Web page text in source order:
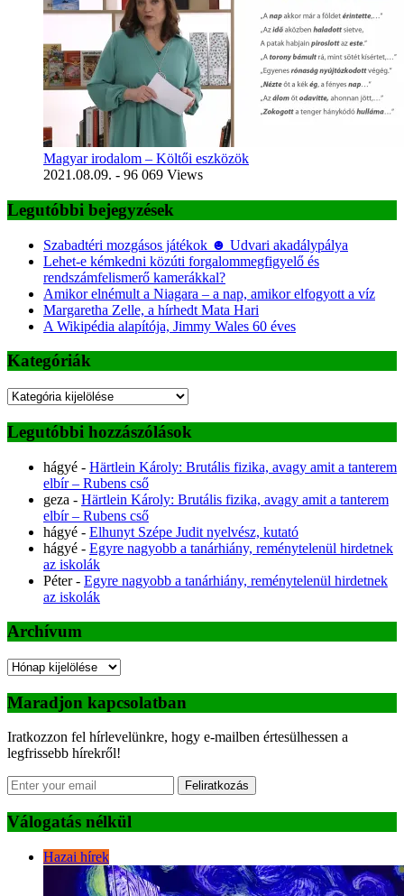
Magyar irodalom – Költői eszközök
2021.08.09. - 96 069 Views
Legutóbbi bejegyzések
Szabadtéri mozgásos játékok ☻ Udvari akadálypálya
Lehet-e kémkedni közúti forgalommegfigyelő és
rendszámfelismerő kamerákkal?
Amikor elnémult a Niagara – a nap, amikor elfogyott a víz
Margaretha Zelle, a hírhedt Mata Hari
A Wikipédia alapítója, Jimmy Wales 60 éves
Kategóriák
Kategóriák
Legutóbbi hozzászólások
hágyé - Härtlein Károly: Brutális fizika, avagy amit a tanterem
elbír – Rubens cső
geza - Härtlein Károly: Brutális fizika, avagy amit a tanterem
elbír – Rubens cső
hágyé - Elhunyt Szépe Judit nyelvész, kutató
hágyé - Egyre nagyobb a tanárhiány, reménytelenül hirdetnek
az iskolák
Péter- Egyre nagyobb a tanárhiány, reménytelenül hirdetnek
az iskolák
Archívum
Archívum
Maradjon kapcsolatban
Iratkozzon fel hírlevelünkre, hogy e-mailben értesülhessen a
legfrissebb hírekről!
Feliratkozás
Válogatás nélkül
Hazai hírek